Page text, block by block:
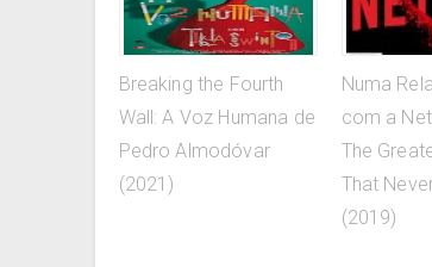
Breaking the Fourth
Wall: A Voz Humana de
Pedro Almodóvar
(2021)
Numa
com a
The
That
(2019)